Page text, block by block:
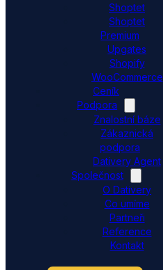
Shoptet
Shoptet
Premium
Upgates
Shopify
WooCommerce
Ceník
Podpora
Znalostní báze
Zákaznická
podpora
Dativery Agent
Společnost
O Dativery
Co umíme
Partneři
Reference
Kontakt